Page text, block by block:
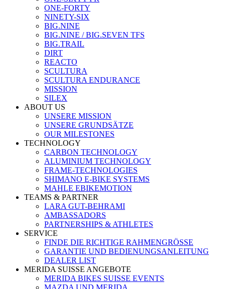
ONE-FORTY
NINETY-SIX
BIG.NINE
BIG.NINE / BIG.SEVEN TFS
BIG.TRAIL
DIRT
REACTO
SCULTURA
SCULTURA ENDURANCE
MISSION
SILEX
ABOUT US
UNSERE MISSION
UNSERE GRUNDSÄTZE
OUR MILESTONES
TECHNOLOGY
CARBON TECHNOLOGY
ALUMINIUM TECHNOLOGY
FRAME-TECHNOLOGIES
SHIMANO E-BIKE SYSTEMS
MAHLE EBIKEMOTION
TEAMS & PARTNER
LARA GUT-BEHRAMI
AMBASSADORS
PARTNERSHIPS & ATHLETES
SERVICE
FINDE DIE RICHTIGE RAHMENGRÖSSE
GARANTIE UND BEDIENUNGSANLEITUNG
DEALER LIST
MERIDA SUISSE ANGEBOTE
MERIDA BIKES SUISSE EVENTS
MAZDA UND MERIDA